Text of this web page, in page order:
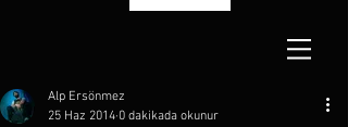
Alp Ersönmez
25 Haz 2014 0 dakikada okunur